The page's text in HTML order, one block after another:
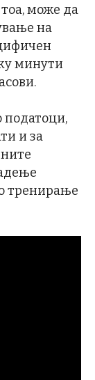
може да
на
минути
податоци,
и за
тренирање